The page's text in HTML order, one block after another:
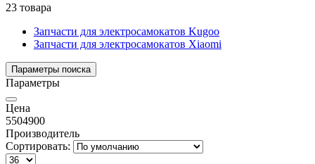
23 товара
Запчасти для электросамокатов Kugoo
Запчасти для электросамокатов Xiaomi
Параметры поиска
Параметры
Цена
5504900
Производитель
Сортировать: